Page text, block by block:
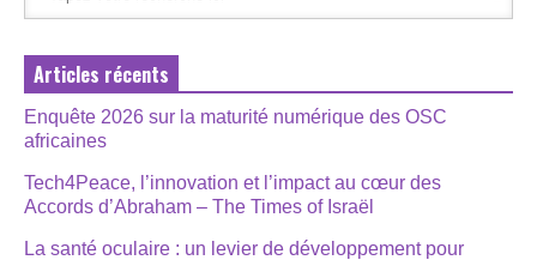
Articles récents
Enquête 2026 sur la maturité numérique des OSC
africaines
Tech4Peace, l’innovation et l’impact au cœur des
Accords d’Abraham – The Times of Israël
La santé oculaire : un levier de développement pour